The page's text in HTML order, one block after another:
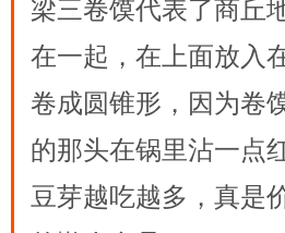
梁三卷馍代表了商丘
在一起，在上面放入
卷成圆锥形，因为卷
的那头在锅里沾一点
豆芽越吃越多，真是